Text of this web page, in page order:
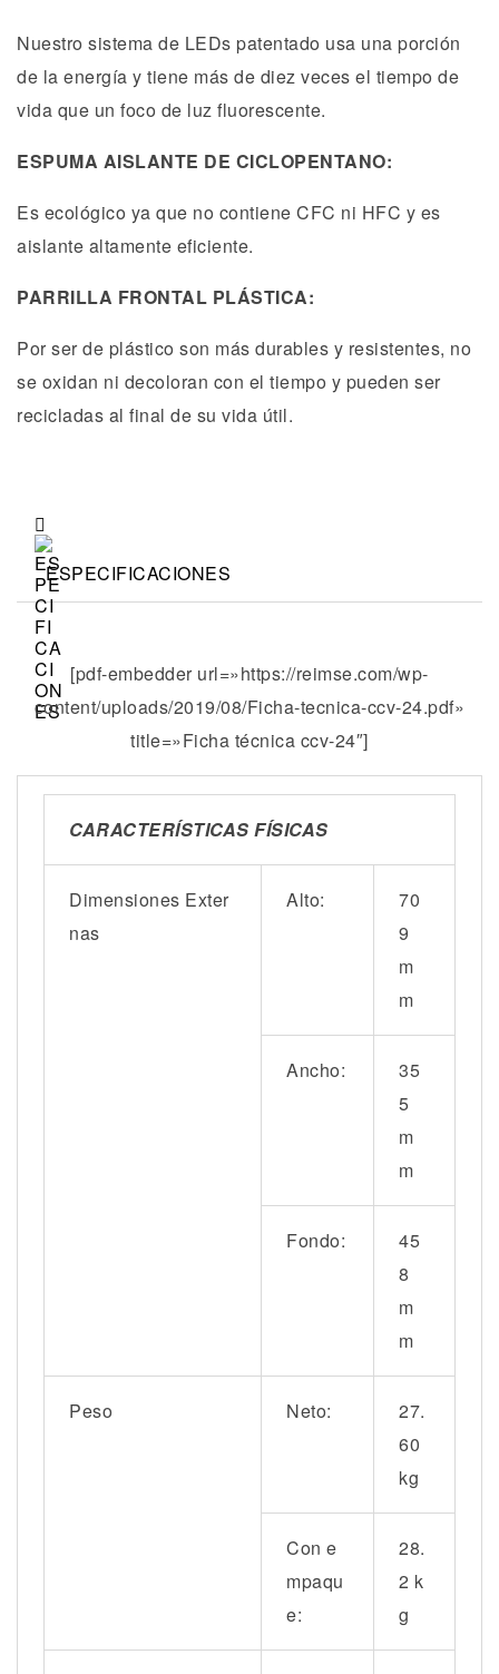
Nuestro sistema de LEDs patentado usa una porción
de la energía y tiene más de diez veces el tiempo de
vida que un foco de luz fluorescente.
ESPUMA AISLANTE DE CICLOPENTANO:
Es ecológico ya que no contiene CFC ni HFC y es
aislante altamente eficiente.
PARRILLA FRONTAL PLÁSTICA:
Por ser de plástico son más durables y resistentes, no
se oxidan ni decoloran con el tiempo y pueden ser
recicladas al final de su vida útil.
ESPECIFICACIONES
[pdf-embedder url=»https://reimse.com/wp-
content/uploads/2019/08/Ficha-tecnica-ccv-24.pdf»
title=»Ficha técnica ccv-24″]
CARACTERÍSTICAS FÍSICAS
Dimensiones Exter
nas
Alto:
70
9
m
m
Ancho:
35
5
m
m
Fondo:
45
8
m
m
Peso Neto:
27.
60
kg
Con e
mpaqu
e:
28.
2 k
g